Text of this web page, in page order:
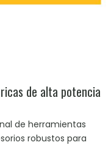
de alta potencia
de herramientas
robustos para